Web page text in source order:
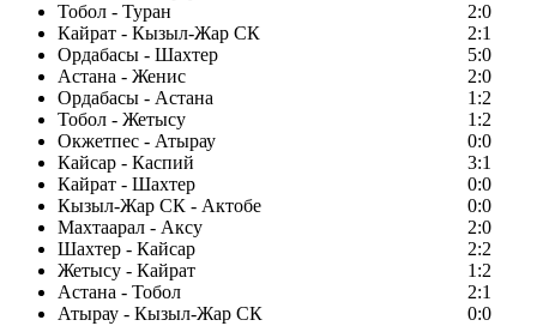
Тобол - Туран
2:0
Кайрат - Кызыл-Жар СК
2:1
Ордабасы - Шахтер
5:0
Астана - Женис
2:0
Ордабасы - Астана
1:2
Тобол - Жетысу
1:2
Окжетпес - Атырау
0:0
Кайсар - Каспий
3:1
Кайрат - Шахтер
0:0
Кызыл-Жар СК - Актобе
0:0
Махтаарал - Аксу
2:0
Шахтер - Кайсар
2:2
Жетысу - Кайрат
1:2
Астана - Тобол
2:1
Атырау - Кызыл-Жар СК
0:0